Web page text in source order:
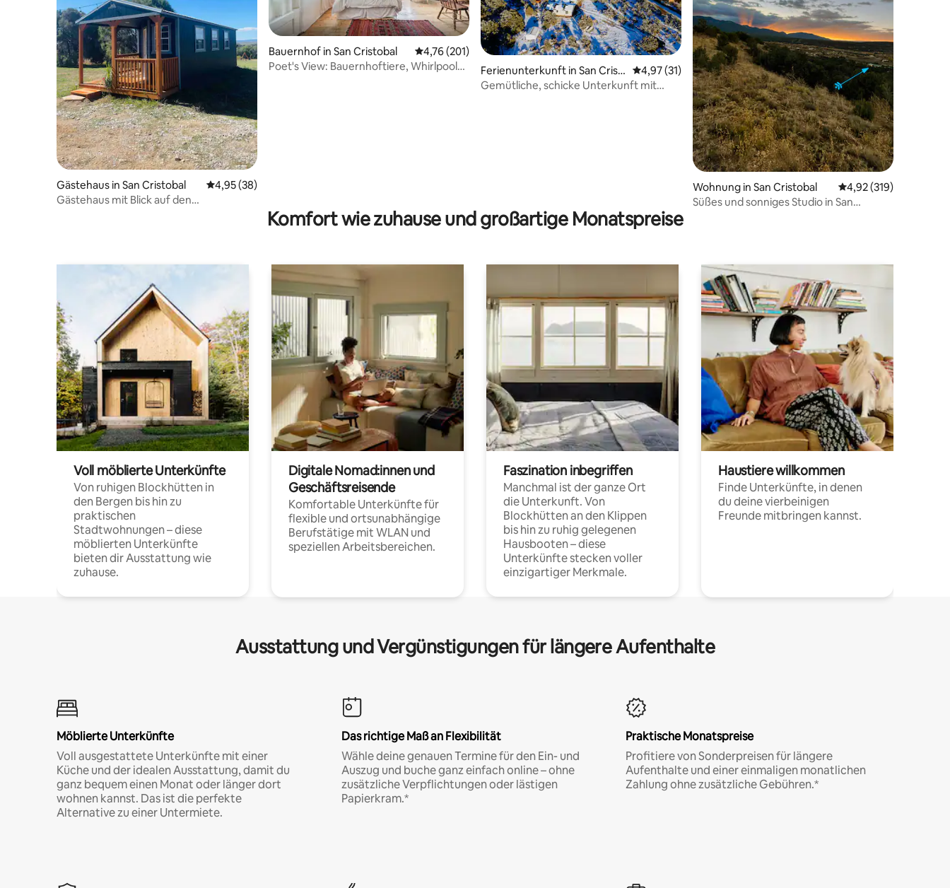
Gästehaus in San Cristobal Durchschnittliche Bewertung: 4,95 von 5, 38 Bewertungen
4,95 (38)
Gästehaus mit Blick auf den
Bauernhof in San Cristobal Durchschnittliche Bewertung: 4,76 von 5, 201 Bewertungen
4,76 (201)
Poet's View: Bauernhoftiere, Whirlpools,
Ferienunterkunft in San Crist
obal
Durchschnittliche Bewertung: 4,97 von 5, 31 Bewertungen
4,97 (31)
Gemütliche, schicke Unterkunft mit
Wohnung in San Cristobal Durchschnittliche
4,92 (319)
Süßes und sonniges Studio in San
Komfort wie zuhause und großartige Monatspreise
Voll möblierte Unterkünfte
Von ruhigen Blockhütten in
den Bergen bis hin zu
praktischen
Stadtwohnungen – diese
möblierten Unterkünfte
bieten dir Ausstattung wie
zuhause.
Digitale Nomad:innen und
Geschäftsreisende
Komfortable Unterkünfte für
flexible und ortsunabhängige
Berufstätige mit WLAN und
speziellen Arbeitsbereichen.
Faszination inbegriffen
Manchmal ist der ganze Ort
die Unterkunft. Von
Blockhütten an den Klippen
bis hin zu ruhig gelegenen
Hausbooten – diese
Unterkünfte stecken voller
einzigartiger Merkmale.
Haustiere willkommen
Finde Unterkünfte, in denen
du deine vierbeinigen
Freunde mitbringen kannst.
Ausstattung und Vergünstigungen für längere Aufenthalte
Möblierte Unterkünfte
Voll ausgestattete Unterkünfte mit einer
Küche und der idealen Ausstattung, damit du
ganz bequem einen Monat oder länger dort
wohnen kannst. Das ist die perfekte
Alternative zu einer Untermiete.
Das richtige Maß an Flexibilität
Wähle deine genauen Termine für den Ein- und
Auszug und buche ganz einfach online – ohne
zusätzliche Verpflichtungen oder lästigen
Papierkram.*
Praktische Monatspreise
Profitiere von Sonderpreisen für längere
Aufenthalte und einer einmaligen monatlichen
Zahlung ohne zusätzliche Gebühren.*